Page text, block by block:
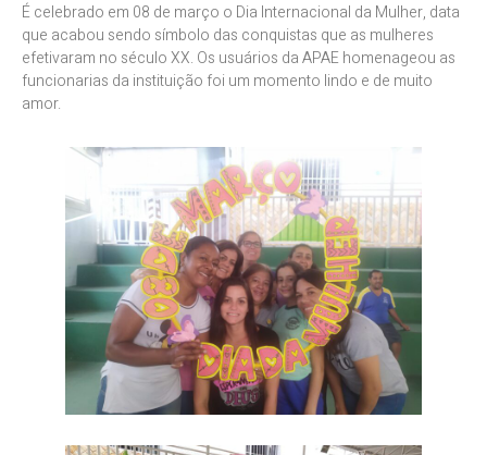
É celebrado em 08 de março o Dia Internacional da Mulher, data
que acabou sendo símbolo das conquistas que as mulheres
efetivaram no século XX. Os usuários da APAE homenageou as
funcionarias da instituição foi um momento lindo e de muito
amor.